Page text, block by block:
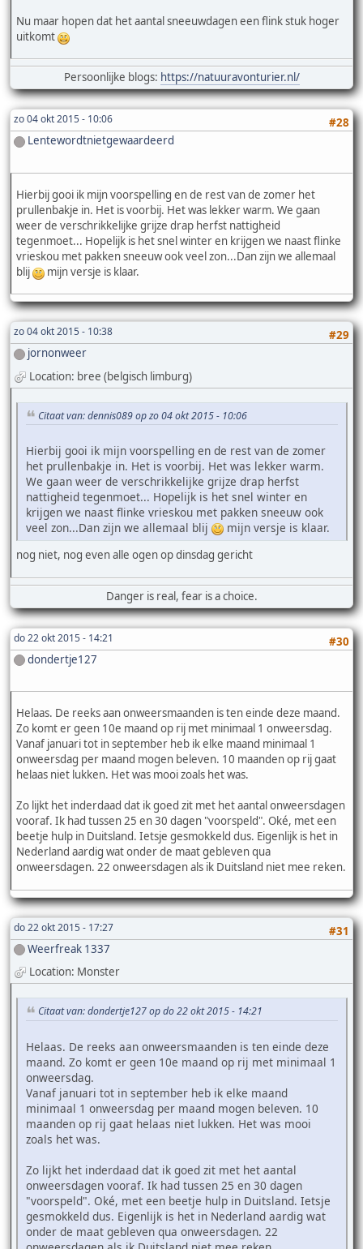
Nu maar hopen dat het aantal sneeuwdagen een flink stuk hoger
uitkomt
Persoonlijke blogs: https://natuuravonturier.nl/
zo 04 okt 2015 - 10:06
#28
Lentewordtnietgewaardeerd
Hierbij gooi ik mijn voorspelling en de rest van de zomer het
prullenbakje in. Het is voorbij. Het was lekker warm. We gaan
weer de verschrikkelijke grijze drap herfst nattigheid
tegenmoet... Hopelijk is het snel winter en krijgen we naast flinke
vrieskou met pakken sneeuw ook veel zon...Dan zijn we allemaal
blij
mijn versje is klaar.
zo 04 okt 2015 - 10:38
#29
jornonweer
Location: bree (belgisch limburg)
Citaat van: dennis089 op zo 04 okt 2015 - 10:06
Hierbij gooi ik mijn voorspelling en de rest van de zomer
het prullenbakje in. Het is voorbij. Het was lekker warm.
We gaan weer de verschrikkelijke grijze drap herfst
nattigheid tegenmoet... Hopelijk is het snel winter en
krijgen we naast flinke vrieskou met pakken sneeuw ook
veel zon...Dan zijn we allemaal blij
mijn versje is klaar.
nog niet, nog even alle ogen op dinsdag gericht
Danger is real, fear is a choice.
do 22 okt 2015 - 14:21
#30
dondertje127
Helaas. De reeks aan onweersmaanden is ten einde deze maand.
Zo komt er geen 10e maand op rij met minimaal 1 onweersdag.
Vanaf januari tot in september heb ik elke maand minimaal 1
onweersdag per maand mogen beleven. 10 maanden op rij gaat
helaas niet lukken. Het was mooi zoals het was.
Zo lijkt het inderdaad dat ik goed zit met het aantal onweersdagen
vooraf. Ik had tussen 25 en 30 dagen "voorspeld". Oké, met een
beetje hulp in Duitsland. Ietsje gesmokkeld dus. Eigenlijk is het in
Nederland aardig wat onder de maat gebleven qua
onweersdagen. 22 onweersdagen als ik Duitsland niet mee reken.
do 22 okt 2015 - 17:27
#31
Weerfreak 1337
Location: Monster
Citaat van: dondertje127 op do 22 okt 2015 - 14:21
Helaas. De reeks aan onweersmaanden is ten einde deze
maand. Zo komt er geen 10e maand op rij met minimaal 1
onweersdag.
Vanaf januari tot in september heb ik elke maand
minimaal 1 onweersdag per maand mogen beleven. 10
maanden op rij gaat helaas niet lukken. Het was mooi
zoals het was.
Zo lijkt het inderdaad dat ik goed zit met het aantal
onweersdagen vooraf. Ik had tussen 25 en 30 dagen
"voorspeld". Oké, met een beetje hulp in Duitsland. Ietsje
gesmokkeld dus. Eigenlijk is het in Nederland aardig wat
onder de maat gebleven qua onweersdagen. 22